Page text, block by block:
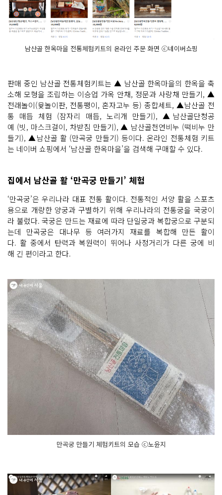
남산골 한옥마을 전통체험키트의 온라인 주문 화면 ⓒ네이버쇼핑
판매 중인 남산골 전통체험키트는 ▲ 남산골 한옥마을의 한옥을 축
소해 모형을 조립하는 이승업 가옥 안채, 정문과 사랑채 만들기, ▲
전래놀이(윷놀이판, 전통팽이, 혼자고누 등) 종합세트, ▲남산골 전
통 매듭 체험 (잠자리 매듭, 노리개 만들기), ▲남산골단청공
예 (빗, 마스크걸이, 차받침 만들기), ▲ 남산골천연비누 (떡비누 만
들기), ▲남산골 활 (만곡궁 만들기) 등이다. 온라인 전통체험 키트
는 네이버 쇼핑에서 ‘남산골 한옥마을’을 검색해 구매할 수 있다.
집에서 남산골 활 ‘만곡궁 만들기’ 체험
‘만곡궁’은 우리나라 대표 전통 활이다. 전통적인 서양 활을 스포츠
용으로 개량한 양궁과 구별하기 위해 우리나라의 전통궁을 국궁이
라 불렀다. 국궁은 만드는 재료에 따라 단일궁과 복합궁으로 구분되
는데 만곡궁은 대나무 등 여러가지 재료를 복합해 만든 활이
다. 활 중에서 탄력과 복원력이 뛰어나 사정거리가 다른 궁에 비
해 긴 편이라고 한다.
만곡궁 만들기 체험키트의 모습 ⓒ노윤지